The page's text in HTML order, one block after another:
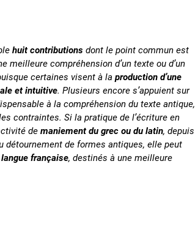
huit contributions dont le point commun est
meilleure compréhension d’un texte ou d’un
certaines visent à la production d’une
et intuitive. Plusieurs encore s’appuient sur
à la compréhension du texte antique,
contraintes. Si la pratique de l’écriture en
de maniement du grec ou du latin, depuis
détournement de formes antiques, elle peut
française, destinés à une meilleure